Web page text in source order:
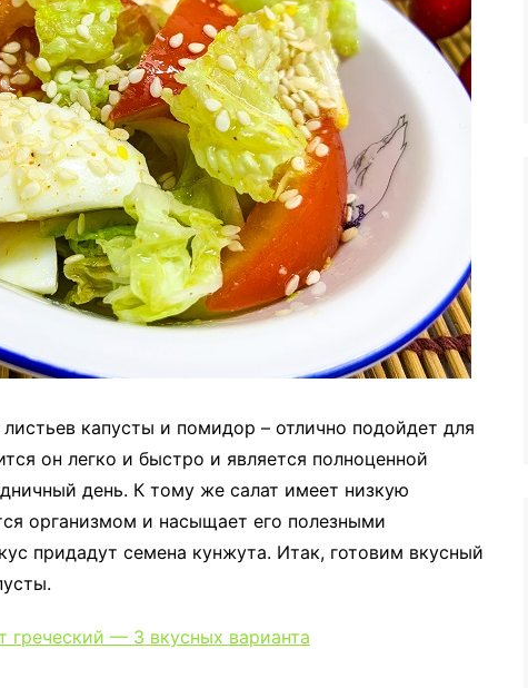
капусты и помидор – отлично подойдет для
он легко и быстро и является полноценной
день. К тому же салат имеет низкую
организмом и насыщает его полезными
придадут семена кунжута. Итак, готовим вкусный
греческий — 3 вкусных варианта